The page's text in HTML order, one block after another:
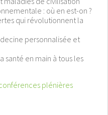
: où en est-on ?
qui révolutionnent la
personnalisée et
santé en main à tous les
plénières